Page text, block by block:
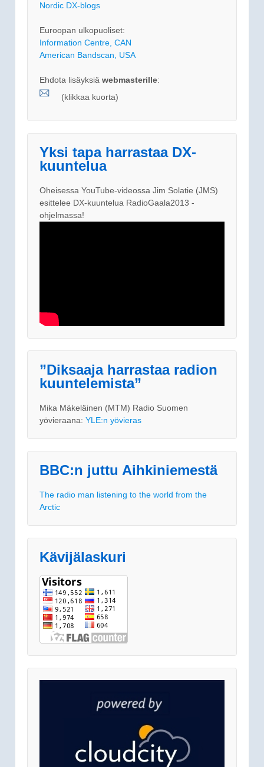
Nordic DX-blogs
Euroopan ulkopuoliset:
Information Centre, CAN
American Bandscan, USA
Ehdota lisäyksiä webmasterille:
(klikkaa kuorta)
Yksi tapa harrastaa DX-
kuuntelua
Oheisessa YouTube-videossa Jim Solatie (JMS)
esittelee DX-kuuntelua RadioGaala2013 -
ohjelmassa!
”Diksaaja harrastaa radion
kuuntelemista”
Mika Mäkeläinen (MTM) Radio Suomen
yövieraana: YLE:n yövieras
BBC:n juttu Aihkiniemestä
The radio man listening to the world from the
Arctic
Kävijälaskuri